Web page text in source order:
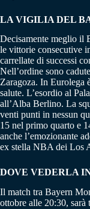
LA VIGILIA DEL
Decisamente meglio il
le vittorie consecutive
carrellate di successi
Nell’ordine sono
Zaragoza. In Eurolega
salute. L’esordio al
all’Alba Berlino. La
venti punti in nessun
15 nel primo quarto e
anche l’emozionante
ex stella NBA dei Los
DOVE VEDERLA
Il match tra Bayern
ottobre alle 20:30, sarà